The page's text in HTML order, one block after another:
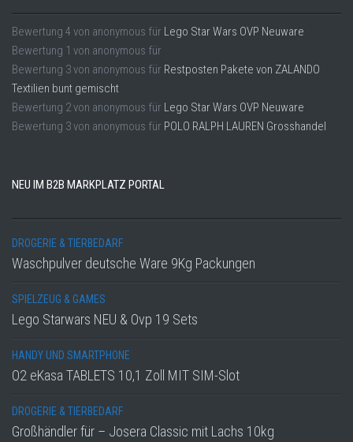
Bewertung 4 von anonymous für Lego Star Wars OVP Neuware
Bewertung 1 von anonymous für
Bewertung 3von anonymous für Restposten Pakete von ZALANDO
Textilien bunt gemischt
Bewertung 2von anonymous für Lego Star Wars OVP Neuware
Bewertung 3von anonymous für POLO RALPH LAUREN Grosshandel
NEU IM B2B MARKPLATZ PORTAL
DROGERIE & TIERBEDARF
Waschpulver deutsche Ware 9Kg Packungen
SPIELZEUG & GAMES
Lego Starwars NEU & Ovp 19 Sets
HANDY UND SMARTPHONE
O2 eKasa TABLETS 10,1 Zoll MIT SIM-Slot
DROGERIE & TIERBEDARF
Großhändler für – Josera Classic mit Lachs 10kg